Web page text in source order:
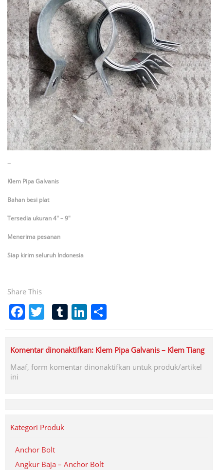
–
Klem Pipa Galvanis
Bahan besi plat
Tersedia ukuran 4″ – 9″
Menerima pesanan
Siap kirim seluruh Indonesia
Share This
Facebook
Twitter
TumblrLinkedIn
Komentar dinonaktifkan: Klem Pipa Galvanis – Klem Tiang
Maaf, form komentar dinonaktifkan untuk produk/artikel
ini
Kategori Produk
Anchor Bolt
Angkur Baja – Anchor Bolt